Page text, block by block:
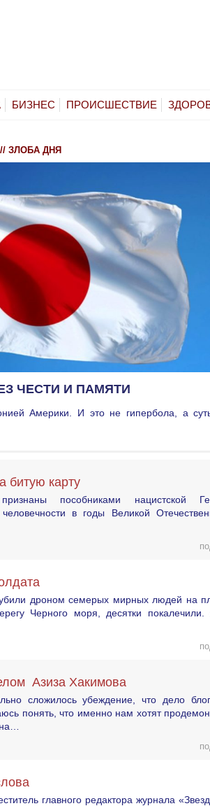
БИЗНЕС ПРОИСШЕСТВИЕ
ЗЛОБА ДНЯ
ЧЕСТИ И ПАМЯТИ
Америки. И это не гипербола, а
битую карту
пособниками нацистской
в годы Великой
убили дроном семерых мирных людей на
Черного моря, десятки
Азиза Хакимова
сложилось убеждение, что дело
понять, что именно нам хотят
главного редактора журнала